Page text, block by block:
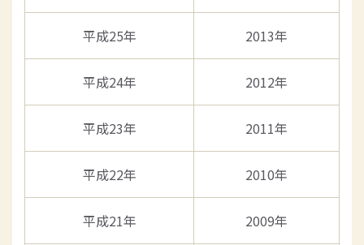
平成25年 2013年
平成24年 2012年
平成23年 2011年
平成22年 2010年
平成21年 2009年